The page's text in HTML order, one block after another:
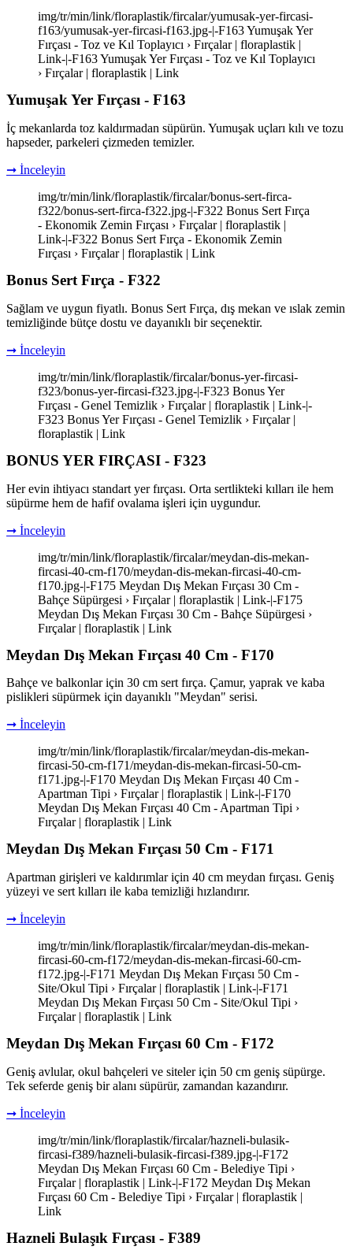
img/tr/min/link/floraplastik/fircalar/yumusak-yer-fircasi-
f163/yumusak-yer-fircasi-f163.jpg-|-F163 Yumuşak Yer
Fırçası - Toz ve Kıl Toplayıcı › Fırçalar | floraplastik |
Link-|-F163 Yumuşak Yer Fırçası - Toz ve Kıl Toplayıcı
› Fırçalar | floraplastik | Link
Yumuşak Yer Fırçası - F163
İç mekanlarda toz kaldırmadan süpürün. Yumuşak uçları kılı ve tozu
hapseder, parkeleri çizmeden temizler.
➞ İnceleyin
img/tr/min/link/floraplastik/fircalar/bonus-sert-firca-
f322/bonus-sert-firca-f322.jpg-|-F322 Bonus Sert Fırça
- Ekonomik Zemin Fırçası › Fırçalar | floraplastik |
Link-|-F322 Bonus Sert Fırça - Ekonomik Zemin
Fırçası › Fırçalar | floraplastik | Link
Bonus Sert Fırça - F322
Sağlam ve uygun fiyatlı. Bonus Sert Fırça, dış mekan ve ıslak zemin
temizliğinde bütçe dostu ve dayanıklı bir seçenektir.
➞ İnceleyin
img/tr/min/link/floraplastik/fircalar/bonus-yer-fircasi-
f323/bonus-yer-fircasi-f323.jpg-|-F323 Bonus Yer
Fırçası - Genel Temizlik › Fırçalar | floraplastik | Link-|-
F323 Bonus Yer Fırçası - Genel Temizlik › Fırçalar |
floraplastik | Link
BONUS YER FIRÇASI - F323
Her evin ihtiyacı standart yer fırçası. Orta sertlikteki kılları ile hem
süpürme hem de hafif ovalama işleri için uygundur.
➞ İnceleyin
img/tr/min/link/floraplastik/fircalar/meydan-dis-mekan-
fircasi-40-cm-f170/meydan-dis-mekan-fircasi-40-cm-
f170.jpg-|-F175 Meydan Dış Mekan Fırçası 30 Cm -
Bahçe Süpürgesi › Fırçalar | floraplastik | Link-|-F175
Meydan Dış Mekan Fırçası 30 Cm - Bahçe Süpürgesi ›
Fırçalar | floraplastik | Link
Meydan Dış Mekan Fırçası 40 Cm - F170
Bahçe ve balkonlar için 30 cm sert fırça. Çamur, yaprak ve kaba
pislikleri süpürmek için dayanıklı "Meydan" serisi.
➞ İnceleyin
img/tr/min/link/floraplastik/fircalar/meydan-dis-mekan-
fircasi-50-cm-f171/meydan-dis-mekan-fircasi-50-cm-
f171.jpg-|-F170 Meydan Dış Mekan Fırçası 40 Cm -
Apartman Tipi › Fırçalar | floraplastik | Link-|-F170
Meydan Dış Mekan Fırçası 40 Cm - Apartman Tipi ›
Fırçalar | floraplastik | Link
Meydan Dış Mekan Fırçası 50 Cm - F171
Apartman girişleri ve kaldırımlar için 40 cm meydan fırçası. Geniş
yüzeyi ve sert kılları ile kaba temizliği hızlandırır.
➞ İnceleyin
img/tr/min/link/floraplastik/fircalar/meydan-dis-mekan-
fircasi-60-cm-f172/meydan-dis-mekan-fircasi-60-cm-
f172.jpg-|-F171 Meydan Dış Mekan Fırçası 50 Cm -
Site/Okul Tipi › Fırçalar | floraplastik | Link-|-F171
Meydan Dış Mekan Fırçası 50 Cm - Site/Okul Tipi ›
Fırçalar | floraplastik | Link
Meydan Dış Mekan Fırçası 60 Cm - F172
Geniş avlular, okul bahçeleri ve siteler için 50 cm geniş süpürge.
Tek seferde geniş bir alanı süpürür, zamandan kazandırır.
➞ İnceleyin
img/tr/min/link/floraplastik/fircalar/hazneli-bulasik-
fircasi-f389/hazneli-bulasik-fircasi-f389.jpg-|-F172
Meydan Dış Mekan Fırçası 60 Cm - Belediye Tipi ›
Fırçalar | floraplastik | Link-|-F172 Meydan Dış Mekan
Fırçası 60 Cm - Belediye Tipi › Fırçalar | floraplastik |
Link
Hazneli Bulaşık Fırçası - F389